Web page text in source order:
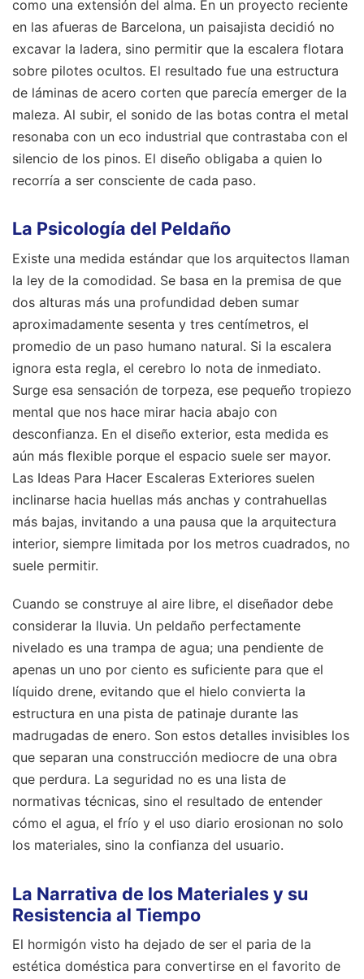
como una extensión del alma. En un proyecto reciente
en las afueras de Barcelona, un paisajista decidió no
excavar la ladera, sino permitir que la escalera flotara
sobre pilotes ocultos. El resultado fue una estructura
de láminas de acero corten que parecía emerger de la
maleza. Al subir, el sonido de las botas contra el metal
resonaba con un eco industrial que contrastaba con el
silencio de los pinos. El diseño obligaba a quien lo
recorría a ser consciente de cada paso.
La Psicología del Peldaño
Existe una medida estándar que los arquitectos llaman
la ley de la comodidad. Se basa en la premisa de que
dos alturas más una profundidad deben sumar
aproximadamente sesenta y tres centímetros, el
promedio de un paso humano natural. Si la escalera
ignora esta regla, el cerebro lo nota de inmediato.
Surge esa sensación de torpeza, ese pequeño tropiezo
mental que nos hace mirar hacia abajo con
desconfianza. En el diseño exterior, esta medida es
aún más flexible porque el espacio suele ser mayor.
Las Ideas Para Hacer Escaleras Exteriores suelen
inclinarse hacia huellas más anchas y contrahuellas
más bajas, invitando a una pausa que la arquitectura
interior, siempre limitada por los metros cuadrados, no
suele permitir.
Cuando se construye al aire libre, el diseñador debe
considerar la lluvia. Un peldaño perfectamente
nivelado es una trampa de agua; una pendiente de
apenas un uno por ciento es suficiente para que el
líquido drene, evitando que el hielo convierta la
estructura en una pista de patinaje durante las
madrugadas de enero. Son estos detalles invisibles los
que separan una construcción mediocre de una obra
que perdura. La seguridad no es una lista de
normativas técnicas, sino el resultado de entender
cómo el agua, el frío y el uso diario erosionan no solo
los materiales, sino la confianza del usuario.
La Narrativa de los Materiales y su
Resistencia al Tiempo
El hormigón visto ha dejado de ser el paria de la
estética doméstica para convertirse en el favorito de